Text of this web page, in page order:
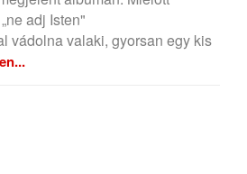
adj Isten"
vádolna valaki, gyorsan egy kis